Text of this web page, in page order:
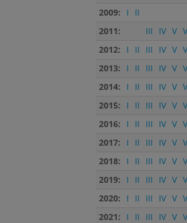
2009:
I
II
2011:
III IV V
2012:
I II III IV V
2013:
I II III IV V
2014:
I II III IV V
2015:
I II III IV V
2016:
I II III IV V
2017:
I II III IV V
2018:
I II III IV V
2019:
I II III IV V
2020:
I II III IV V
2021:
I II III IV V